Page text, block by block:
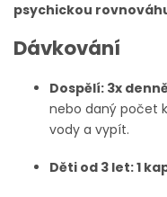
psychickou
Dávkování
Dospělí: 3x
nebo daný počet
vody a vypít.
Děti od 3 let: 1